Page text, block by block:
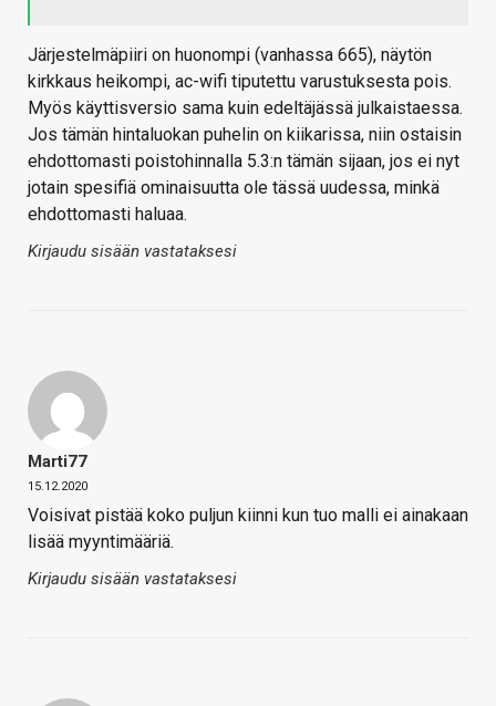
Järjestelmäpiiri on huonompi (vanhassa 665), näytön
kirkkaus heikompi, ac-wifi tiputettu varustuksesta pois.
Myös käyttisversio sama kuin edeltäjässä julkaistaessa.
Jos tämän hintaluokan puhelin on kiikarissa, niin ostaisin
ehdottomasti poistohinnalla 5.3:n tämän sijaan, jos ei nyt
jotain spesifiä ominaisuutta ole tässä uudessa, minkä
ehdottomasti haluaa.
Kirjaudu sisään vastataksesi
Marti77
15.12.2020
Voisivat pistää koko puljun kiinni kun tuo malli ei ainakaan
lisää myyntimääriä.
Kirjaudu sisään vastataksesi